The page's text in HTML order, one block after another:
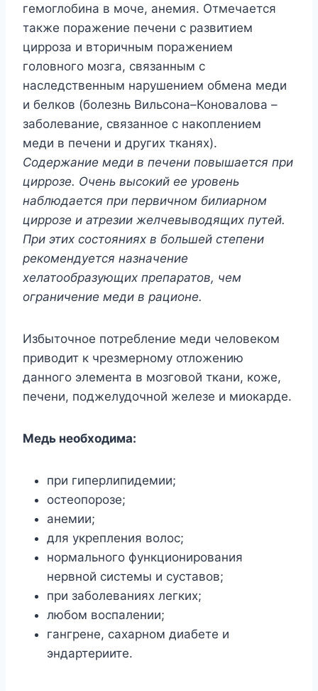
гемоглобина в моче, анемия. Отмечается
также поражение печени с развитием
цирроза и вторичным поражением
головного мозга, связанным с
наследственным нарушением обмена меди
и белков (болезнь Вильсона–Коновалова –
заболевание, связанное с накоплением
меди в печени и других тканях).
Содержание меди в печени повышается при
циррозе. Очень высокий ее уровень
наблюдается при первичном билиарном
циррозе и атрезии желчевыводящих путей.
При этих состояниях в большей степени
рекомендуется назначение
хелатообразующих препаратов, чем
ограничение меди в рационе.
Избыточное потребление меди человеком
приводит к чрезмерному отложению
данного элемента в мозговой ткани, коже,
печени, поджелудочной железе и миокарде.
Медь необходима:
при гиперлипидемии;
остеопорозе;
анемии;
для укрепления волос;
нормального функционирования
нервной системы и суставов;
при заболеваниях легких;
любом воспалении;
гангрене, сахарном диабете и
эндартериите.